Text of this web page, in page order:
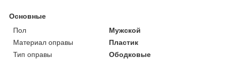
Основные
Пол
Мужской
Материал оправы
Пластик
Тип оправы
Ободковые